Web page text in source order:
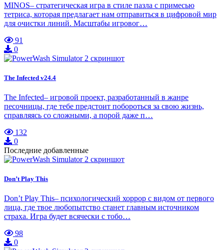
MINOS– стратегическая игра в стиле пазла с примесью
тетриса, которая предлагает нам отправиться в цифровой мир
для очистки линий. Масштабы игровог…
91
0
The Infected v24.4
The Infected– игровой проект, разработанный в жанре
песочницы, где тебе предстоит побороться за свою жизнь,
справляясь со сложными, а порой даже п…
132
0
Последние добавленные
Don’t Play This
Don’t Play This– психологический хоррор с видом от первого
лица, где твое любопытство станет главным источником
страха. Игра будет всячески с тобо…
98
0